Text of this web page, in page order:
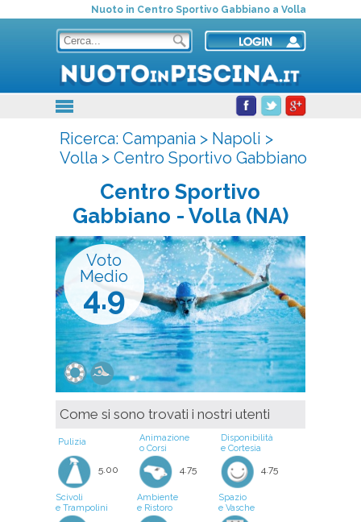
Nuoto in Centro Sportivo Gabbiano a Volla
Ricerca: Campania> Napoli >
Volla> Centro Sportivo Gabbiano
Centro Sportivo
Gabbiano - Volla (NA)
Voto
Medio
4.9
Come si sono trovati i nostri utenti
Pulizia
5.00
Animazione
o Corsi
4.75
Disponibilità
e Cortesia
4.75
Scivoli
e Trampolini
Ambiente
e Ristoro
Spazio
e Vasche